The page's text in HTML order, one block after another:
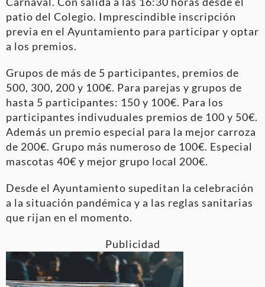
patio del Colegio. Imprescindible inscripción
previa en el Ayuntamiento para participar y optar
a los premios.
Grupos de más de 5 participantes, premios de
500, 300, 200 y 100€. Para parejas y grupos de
hasta 5 participantes: 150 y 100€. Para los
participantes indivuduales premios de 100 y 50€.
Además un premio especial para la mejor carroza
de 200€. Grupo más numeroso de 100€. Especial
mascotas 40€ y mejor grupo local 200€.
Desde el Ayuntamiento supeditan la celebración
a la situación pandémica y a las reglas sanitarias
que rijan en el momento.
Publicidad